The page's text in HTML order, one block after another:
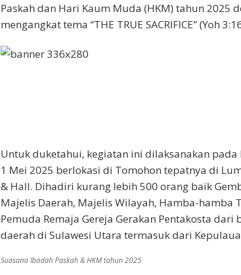
Paskah dan Hari Kaum Muda (HKM) tahun 2025
mengangkat tema “THE TRUE SACRIFICE” (Yoh
Untuk duketahui, kegiatan ini dilaksanakan pada
1 Mei 2025 berlokasi di Tomohon tepatnya di
& Hall. Dihadiri kurang lebih 500 orang baik
Majelis Daerah, Majelis Wilayah, Hamba-hamba
Pemuda Remaja Gereja Gerakan Pentakosta dari
daerah di Sulawesi Utara termasuk dari
Suasana Ibadah Paskah & HKM tahun 2025